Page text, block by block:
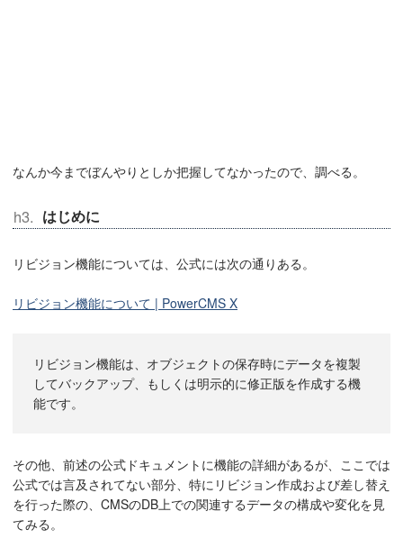
なんか今までぼんやりとしか把握してなかったので、調べる。
はじめに
リビジョン機能については、公式には次の通りある。
リビジョン機能について | PowerCMS X
リビジョン機能は、オブジェクトの保存時にデータを複製
してバックアップ、もしくは明示的に修正版を作成する機
能です。
その他、前述の公式ドキュメントに機能の詳細があるが、ここでは
公式では言及されてない部分、特にリビジョン作成および差し替え
を行った際の、CMSのDB上での関連するデータの構成や変化を見
てみる。